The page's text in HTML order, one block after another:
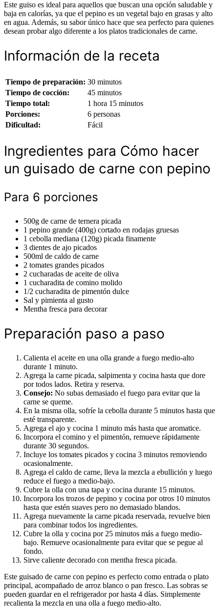
Este guiso es ideal para aquellos que buscan una opción saludable y
baja en calorías, ya que el pepino es un vegetal bajo en grasas y alto
en agua. Además, su sabor único hace que sea perfecto para quienes
desean probar algo diferente a los platos tradicionales de carne.
Información de la receta
Tiempo de preparación: 30 minutos
Tiempo de cocción:
45 minutos
Tiempo total:
1 hora 15 minutos
Porciones:
6 personas
Dificultad:
Fácil
Ingredientes para Cómo hacer
un guisado de carne con pepino
Para 6 porciones
500g de carne de ternera picada
1 pepino grande (400g) cortado en rodajas gruesas
1 cebolla mediana (120g) picada finamente
3 dientes de ajo picados
500ml de caldo de carne
2 tomates grandes picados
2 cucharadas de aceite de oliva
1 cucharadita de comino molido
1/2 cucharadita de pimentón dulce
Sal y pimienta al gusto
Mentha fresca para decorar
Preparación paso a paso
Calienta el aceite en una olla grande a fuego medio-alto
durante 1 minuto.
Agrega la carne picada, salpimenta y cocina hasta que dore
por todos lados. Retira y reserva.
Consejo: No subas demasiado el fuego para evitar que la
carne se queme.
En la misma olla, sofríe la cebolla durante 5 minutos hasta que
esté transparente.
Agrega el ajo y cocina 1 minuto más hasta que aromatice.
Incorpora el comino y el pimentón, remueve rápidamente
durante 30 segundos.
Incluye los tomates picados y cocina 3 minutos removiendo
ocasionalmente.
Agrega el caldo de carne, lleva la mezcla a ebullición y luego
reduce el fuego a medio-bajo.
Cubre la olla con una tapa y cocina durante 15 minutos.
Incorpora los trozos de pepino y cocina por otros 10 minutos
hasta que estén suaves pero no demasiado blandos.
Agrega nuevamente la carne picada reservada, revuelve bien
para combinar todos los ingredientes.
Cubre la olla y cocina por 25 minutos más a fuego medio-
bajo. Remueve ocasionalmente para evitar que se pegue al
fondo.
Sirve caliente decorado con mentha fresca picada.
Este guisado de carne con pepino es perfecto como entrada o plato
principal, acompañado de arroz blanco o pan fresco. Las sobras se
pueden guardar en el refrigerador por hasta 4 días. Simplemente
recalienta la mezcla en una olla a fuego medio-alto.